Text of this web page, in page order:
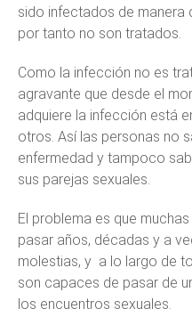
sido infectados de manera
por tanto no son tratados.
Como la infección no es
agravante que desde el
adquiere la infección está
otros. Así las personas no
enfermedad y tampoco
sus parejas sexuales.
El problema es que
pasar años, décadas y a
molestias, y a lo largo de
son capaces de pasar de
los encuentros sexuales.